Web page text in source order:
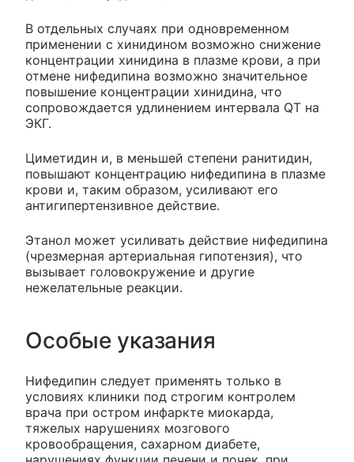
В отдельных случаях при одновременном
применении с хинидином возможно снижение
концентрации хинидина в плазме крови, а при
отмене нифедипина возможно значительное
повышение концентрации хинидина, что
сопровождается удлинением интервала QT на
ЭКГ.
Циметидин и, в меньшей степени ранитидин,
повышают концентрацию нифедипина в плазме
крови и, таким образом, усиливают его
антигипертензивное действие.
Этанол может усиливать действие нифедипина
(чрезмерная артериальная гипотензия), что
вызывает головокружение и другие
нежелательные реакции.
Особые указания
Нифедипин следует применять только в
условиях клиники под строгим контролем
врача при остром инфаркте миокарда,
тяжелых нарушениях мозгового
кровообращения, сахарном диабете,